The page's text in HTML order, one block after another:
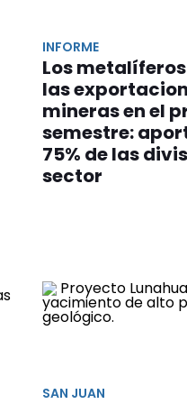
INFORME
Los
las
mineras en el
semestre:
75% de las
sector
SAN JUAN